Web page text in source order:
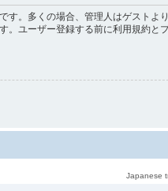
す。多くの場合、管理人はゲスト
。ユーザー登録する前に利用規約
Japanese